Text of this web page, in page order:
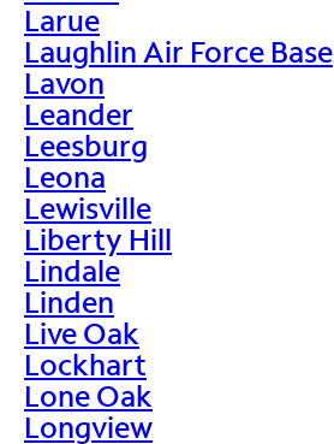
Larue
Laughlin Air Force Base
Lavon
Leander
Leesburg
Leona
Lewisville
Liberty Hill
Lindale
Linden
Live Oak
Lockhart
Lone Oak
Longview